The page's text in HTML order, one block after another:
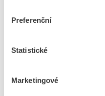
Preferenční
Statistické
Marketingové
pole
Barva pláště kabelu